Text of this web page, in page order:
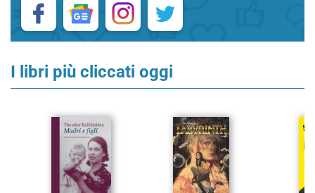
I libri più cliccati oggi